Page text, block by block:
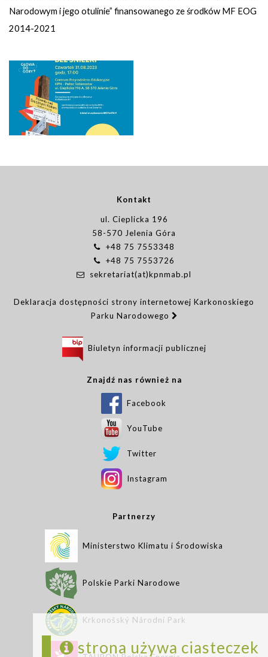
Narodowym i jego otulinie” finansowanego ze środków MF EOG
2014-2021
Kontakt
ul. Cieplicka 196
58-570 Jelenia Góra
+48 75 7553348
+48 75 7553726
sekretariat(at)kpnmab.pl
Deklaracja dostępności strony internetowej Karkonoskiego
Parku Narodowego
Biuletyn informacji publicznej
Znajdź nas również na
Facebook
YouTube
Twitter
Instagram
Partnerzy
Ministerstwo Klimatu i Środowiska
Polskie Parki Narodowe
Krkonošský Národní Park
strona używa ciasteczek